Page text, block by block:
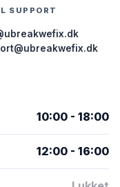
SUPPORT
10:00 - 18:00
12:00 - 16:00